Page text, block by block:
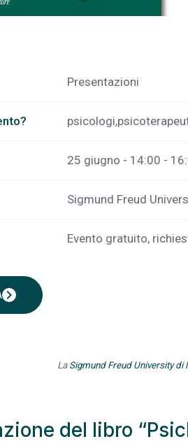
Presentazioni
25 giugno - 14:00 -
Sigmund Freud
Evento gratuito,
chevron_right
La Sigmund Freud University di
del libro